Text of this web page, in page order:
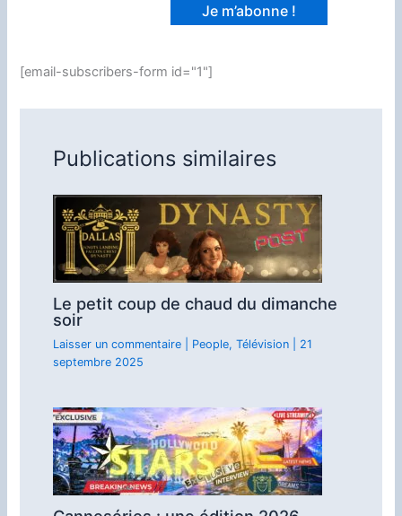
[email-subscribers-form id="1"]
Publications similaires
Le petit coup de chaud du dimanche
soir
Laisser un commentaire People, Télévision| 21
septembre 2025